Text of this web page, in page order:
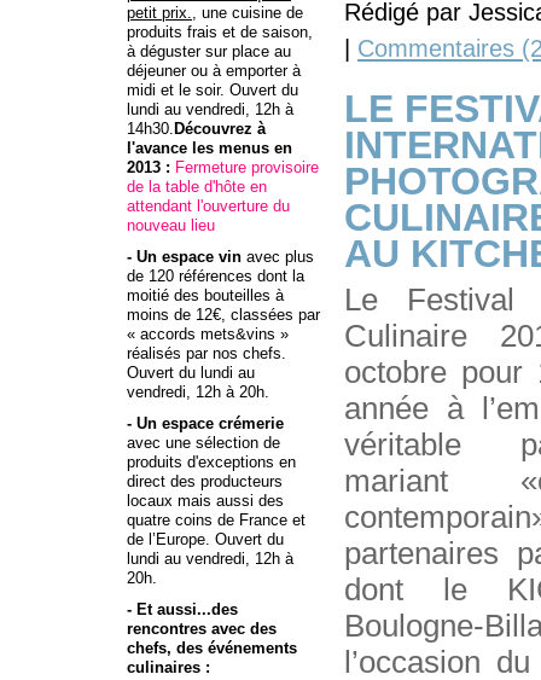
petit prix., une cuisine de
produits frais et de saison,
à déguster sur place au
déjeuner ou à emporter à
midi et le soir. Ouvert du
lundi au vendredi, 12h à
14h30. Découvrez à
l'avance les menus en
2013 : Fermeture provisoire
de la table d'hôte en
attendant l'ouverture du
nouveau lieu
- Un espace vin avec plus
de 120 références dont la
moitié des bouteilles à
moins de 12€, classées par
« accords mets&vins »
réalisés par nos chefs.
Ouvert du lundi au
vendredi, 12h à 20h.
- Un espace crémerie
avec une sélection de
produits d'exceptions en
direct des producteurs
locaux mais aussi des
quatre coins de France et
de l’Europe. Ouvert du
lundi au vendredi, 12h à
20h.
- Et aussi...des
rencontres avec des
chefs, des événements
culinaires :
Rédigé par
| Commentaires
LE
AU
Le Festival
Culinaire
octobre pour
année à
véritable
mariant
partenaires
dont le
Boulogne-
l’occasion